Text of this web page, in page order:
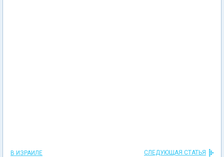
В ИЗРАИЛЕ СЛЕДУЮЩАЯ СТАТЬЯ